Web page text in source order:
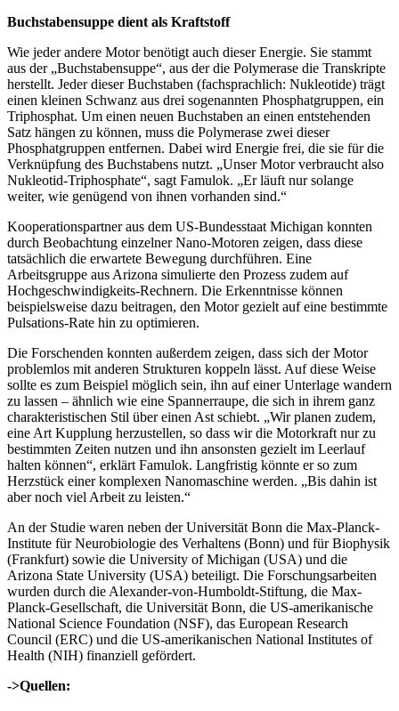
Buchstabensuppe dient als Kraftstoff
Wie jeder andere Motor benötigt auch dieser Energie. Sie stammt
aus der „Buchstabensuppe“, aus der die Polymerase die Transkripte
herstellt. Jeder dieser Buchstaben (fachsprachlich: Nukleotide) trägt
einen kleinen Schwanz aus drei sogenannten Phosphatgruppen, ein
Triphosphat. Um einen neuen Buchstaben an einen entstehenden
Satz hängen zu können, muss die Polymerase zwei dieser
Phosphatgruppen entfernen. Dabei wird Energie frei, die sie für die
Verknüpfung des Buchstabens nutzt. „Unser Motor verbraucht also
Nukleotid-Triphosphate“, sagt Famulok. „Er läuft nur solange
weiter, wie genügend von ihnen vorhanden sind.“
Kooperationspartner aus dem US-Bundesstaat Michigan konnten
durch Beobachtung einzelner Nano-Motoren zeigen, dass diese
tatsächlich die erwartete Bewegung durchführen. Eine
Arbeitsgruppe aus Arizona simulierte den Prozess zudem auf
Hochgeschwindigkeits-Rechnern. Die Erkenntnisse können
beispielsweise dazu beitragen, den Motor gezielt auf eine bestimmte
Pulsations-Rate hin zu optimieren.
Die Forschenden konnten außerdem zeigen, dass sich der Motor
problemlos mit anderen Strukturen koppeln lässt. Auf diese Weise
sollte es zum Beispiel möglich sein, ihn auf einer Unterlage wandern
zu lassen – ähnlich wie eine Spannerraupe, die sich in ihrem ganz
charakteristischen Stil über einen Ast schiebt. „Wir planen zudem,
eine Art Kupplung herzustellen, so dass wir die Motorkraft nur zu
bestimmten Zeiten nutzen und ihn ansonsten gezielt im Leerlauf
halten können“, erklärt Famulok. Langfristig könnte er so zum
Herzstück einer komplexen Nanomaschine werden. „Bis dahin ist
aber noch viel Arbeit zu leisten.“
An der Studie waren neben der Universität Bonn die Max-Planck-
Institute für Neurobiologie des Verhaltens (Bonn) und für Biophysik
(Frankfurt) sowie die University of Michigan (USA) und die
Arizona State University (USA) beteiligt. Die Forschungsarbeiten
wurden durch die Alexander-von-Humboldt-Stiftung, die Max-
Planck-Gesellschaft, die Universität Bonn, die US-amerikanische
National Science Foundation (NSF), das European Research
Council (ERC) und die US-amerikanischen National Institutes of
Health (NIH) finanziell gefördert.
->Quellen: